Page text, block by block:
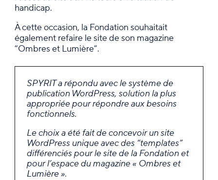
handicap.
À cette occasion, la Fondation souhaitait
également refaire le site de son magazine
“Ombres et Lumière”.
SPYRIT a répondu avec le système de
publication WordPress, solution la plus
appropriée pour répondre aux besoins
fonctionnels.
Le choix a été fait de concevoir un site
WordPress unique avec des “templates”
différenciés pour le site de la Fondation et
pour l’espace du magazine « Ombres et
Lumière ».